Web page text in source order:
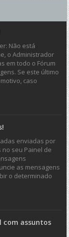
Não está
o Administrador
em todo o Fórum
Se este último
caso
enviadas por
seu Painel de
as mensagens
o determinado
com assuntos